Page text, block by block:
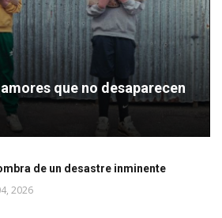
que no desaparecen
de un desastre inminente
2026